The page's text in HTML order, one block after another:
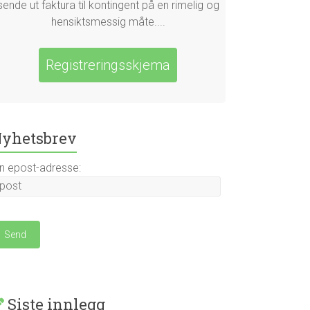
ut faktura til kontingent på en rimelig og
hensiktsmessig måte....
Registreringsskjema
epost-adresse:
Siste innlegg